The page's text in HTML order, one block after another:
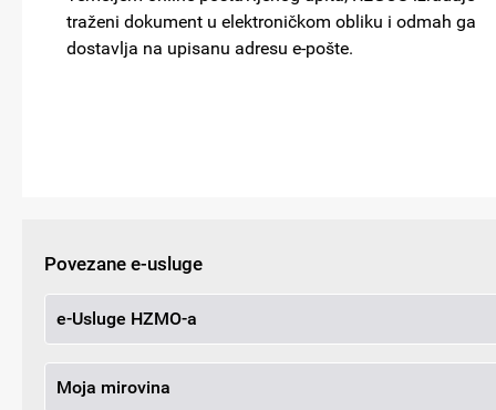
traženi dokument u elektroničkom obliku i odmah ga
dostavlja na upisanu adresu e-pošte.
Povezane e-usluge
e-Usluge HZMO-a
Moja mirovina